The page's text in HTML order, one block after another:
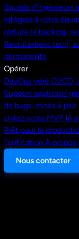
Squads d'ingénieurs
intégrés à votre
réduire le backlog,
Recrutement tech,
permanente
Opérer
DevOps géré CI/CD,
Support applicatif
de bugs, mises à jour
Livrez votre MVP IA
Prêt pour la
Tarification À propos
Nous contacter